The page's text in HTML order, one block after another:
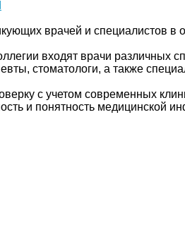
врачей и специалистов в
входят врачи различных
стоматологи, а также
с учетом современных
и понятность медицинской